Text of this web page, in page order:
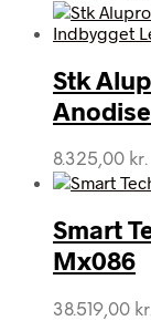
Stk
8.325,00 kr.
Smart
Mx086
38.519,00